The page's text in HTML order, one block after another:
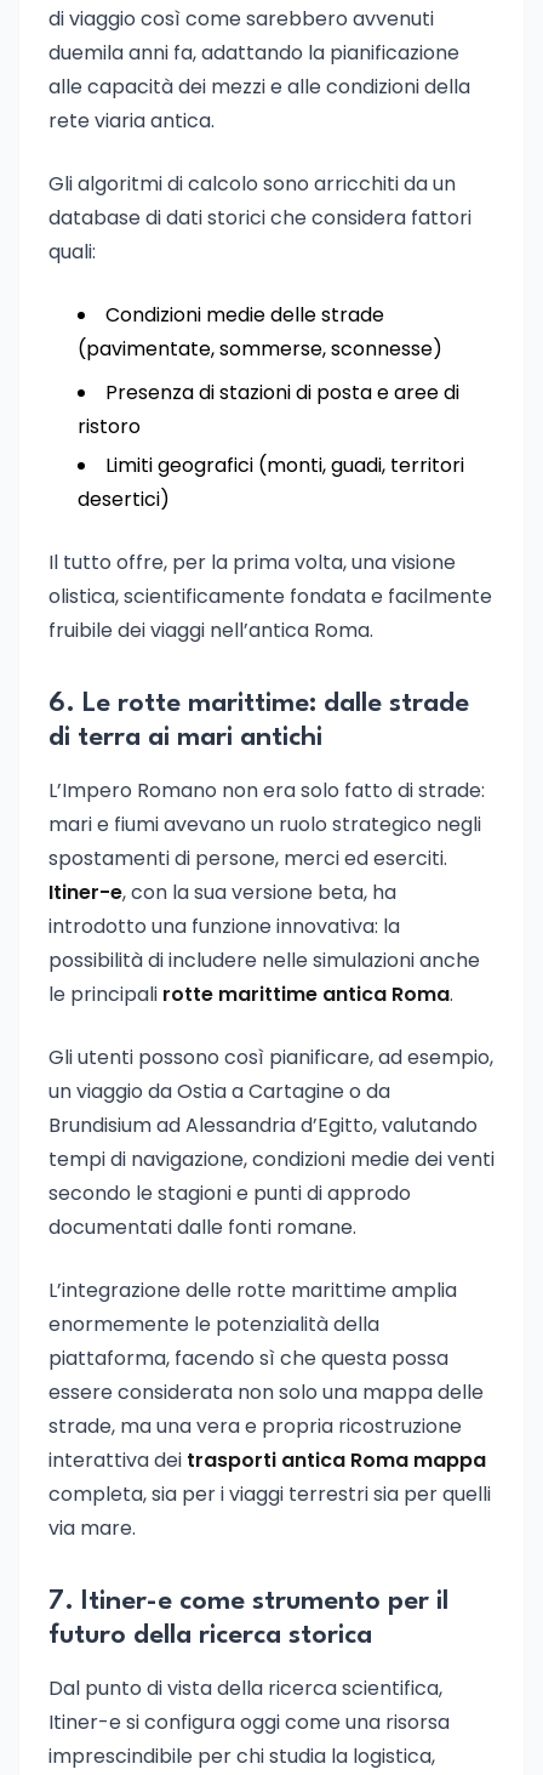
di viaggio così come sarebbero avvenuti
duemila anni fa, adattando la pianificazione
alle capacità dei mezzi e alle condizioni della
rete viaria antica.
Gli algoritmi di calcolo sono arricchiti da un
database di dati storici che considera fattori
quali:
Condizioni medie delle strade
(pavimentate, sommerse, sconnesse)
Presenza di stazioni di posta e aree di
ristoro
Limiti geografici (monti, guadi, territori
desertici)
Il tutto offre, per la prima volta, una visione
olistica, scientificamente fondata e facilmente
fruibile dei viaggi nell’antica Roma.
6. Le rotte marittime: dalle strade
di terra ai mari antichi
L’Impero Romano non era solo fatto di strade:
mari e fiumi avevano un ruolo strategico negli
spostamenti di persone, merci ed eserciti.
Itiner-e, con la sua versione beta, ha
introdotto una funzione innovativa: la
possibilità di includere nelle simulazioni anche
le principali rotte marittime antica Roma.
Gli utenti possono così pianificare, ad esempio,
un viaggio da Ostia a Cartagine o da
Brundisium ad Alessandria d’Egitto, valutando
tempi di navigazione, condizioni medie dei venti
secondo le stagioni e punti di approdo
documentati dalle fonti romane.
L’integrazione delle rotte marittime amplia
enormemente le potenzialità della
piattaforma, facendo sì che questa possa
essere considerata non solo una mappa delle
strade, ma una vera e propria ricostruzione
interattiva dei trasporti antica Roma mappa
completa, sia per i viaggi terrestri sia per quelli
via mare.
7. Itiner-e come strumento per il
futuro della ricerca storica
Dal punto di vista della ricerca scientifica,
Itiner-e si configura oggi come una risorsa
imprescindibile per chi studia la logistica,